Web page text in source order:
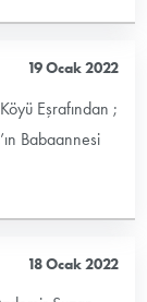
19 Ocak 2022
Eşrafından ;
Babaannesi
18 Ocak 2022